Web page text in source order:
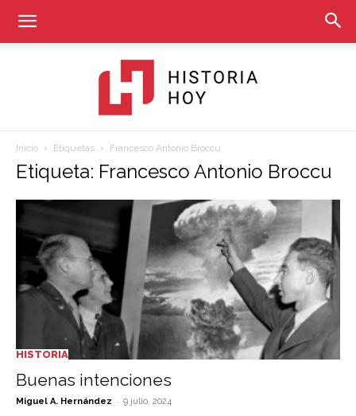
Historia
Hoy
Inicio Etiquetas Francesco Antonio Broccu
Etiqueta: Francesco Antonio Broccu
HISTORIA
Buenas intenciones
Miguel A. Hernández - 9 julio, 2024